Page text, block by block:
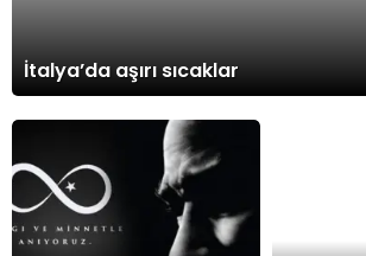
İtalya’da aşırı sıcaklar